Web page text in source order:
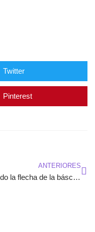
Twitter
Pinterest
ANTERIORES
Cuando la flecha de la báscula no baja